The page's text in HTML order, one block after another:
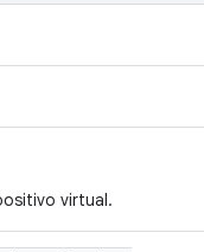
virtual.